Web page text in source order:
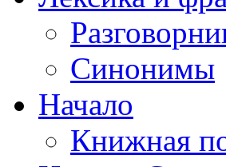
Синонимы
Начало
Книжная